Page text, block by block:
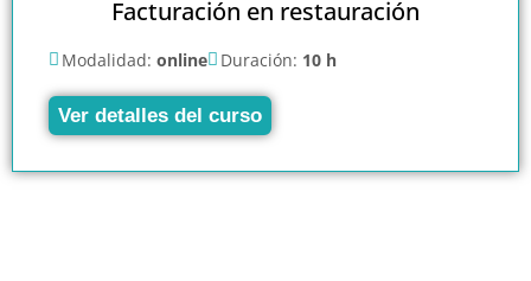
Facturación en restauración
Modalidad: online Duración: 10 h
Ver detalles del curso